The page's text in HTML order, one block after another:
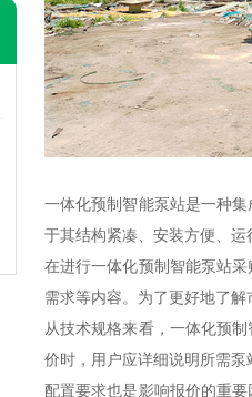
一体化预制智能泵站是一种
于其结构紧凑、安装方便、运
在进行一体化预制智能泵站
需求等内容。为了更好地了解
从技术规格来看，一体化预
价时，用户应详细说明所需泵
配置要求也是影响报价的重